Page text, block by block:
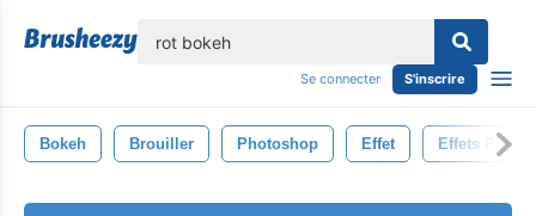
Se connecter S'inscrire
Bokeh Brouiller Photoshop Effet Effets Photo